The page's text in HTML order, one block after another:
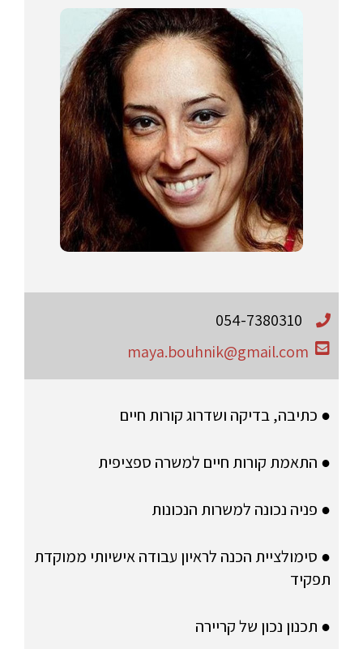
054-7380310
maya.bouhnik@gmail.com
● כתיבה, בדיקה ושדרוג קורות חיים
● התאמת קורות חיים למשרה ספציפית
● פניה נכונה למשרות הנכונות
● סימולציית הכנה לראיון עבודה אישיותי ממוקדת
תפקיד
● תכנון נכון של קריירה